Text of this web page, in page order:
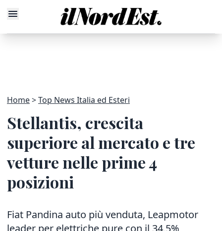
Home Top News Italia ed Esteri
Stellantis, crescita
superiore al mercato e tre
vetture nelle prime 4
posizioni
Fiat Pandina auto più venduta, Leapmotor
leader per elettriche pure con il 34,5%